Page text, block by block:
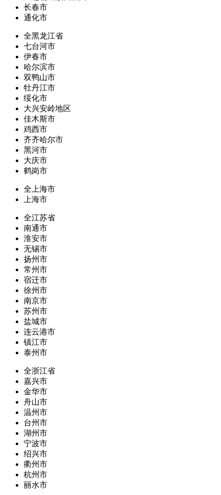
长春市
通化市
全黑龙江省
七台河市
伊春市
哈尔滨市
双鸭山市
牡丹江市
绥化市
大兴安岭地区
佳木斯市
鸡西市
齐齐哈尔市
黑河市
大庆市
鹤岗市
全上海市
上海市
全江苏省
南通市
淮安市
无锡市
扬州市
常州市
宿迁市
徐州市
南京市
苏州市
盐城市
连云港市
镇江市
泰州市
全浙江省
嘉兴市
金华市
舟山市
温州市
台州市
湖州市
宁波市
绍兴市
衢州市
杭州市
丽水市